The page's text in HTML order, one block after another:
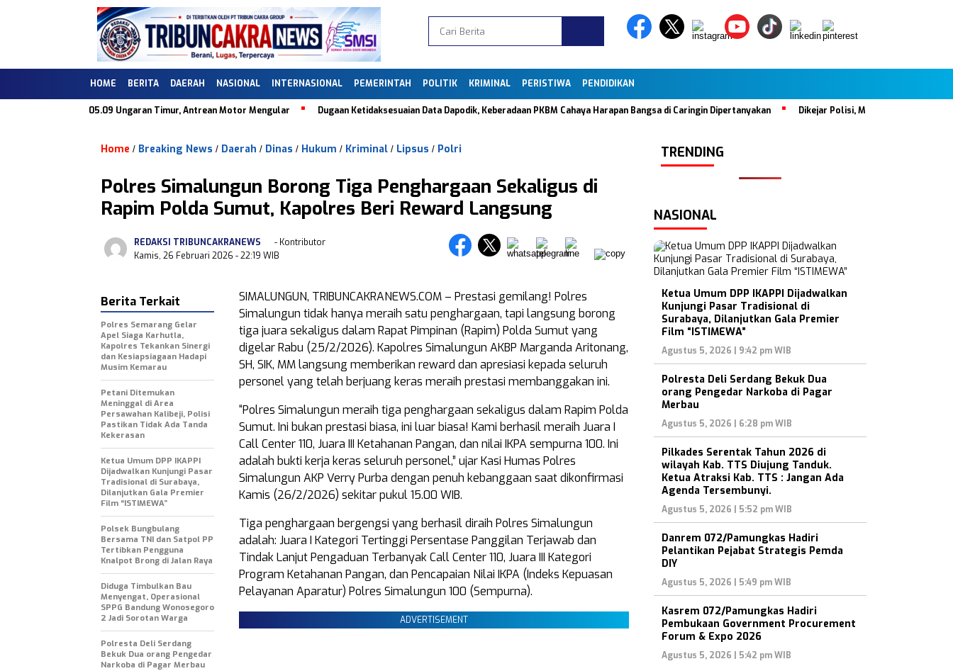
HOME BERITA DAERAH NASIONAL INTERNASIONAL PEMERINTAH POLITIK KRIMINAL PERISTIWA PENDIDIKAN
SPBU 44.505.09 Ungaran Timur, Antrean Motor Mengular Dugaan Ketidaksesuaian Data Dapodik, Keberadaan PKBM Cahaya Harapan Bangsa di Caringin Dipertanyakan Dikejar Polisi, Mobil Tabrak Satu Keluarga
Home / Breaking News / Daerah / Dinas / Hukum / Kriminal / Lipsus / Polri
Polres Simalungun Borong Tiga Penghargaan Sekaligus di
Rapim Polda Sumut, Kapolres Beri Reward Langsung
REDAKSI TRIBUNCAKRANEWS
- Kontributor
Kamis, 26 Februari 2026 - 22:19 WIB
SIMALUNGUN, TRIBUNCAKRANEWS.COM – Prestasi gemilang! Polres
Simalungun tidak hanya meraih satu penghargaan, tapi langsung borong
tiga juara sekaligus dalam Rapat Pimpinan (Rapim) Polda Sumut yang
digelar Rabu (25/2/2026). Kapolres Simalungun AKBP Marganda Aritonang,
SH, SIK, MM langsung memberikan reward dan apresiasi kepada seluruh
personel yang telah berjuang keras meraih prestasi membanggakan ini.
“Polres Simalungun meraih tiga penghargaan sekaligus dalam Rapim Polda
Sumut. Ini bukan prestasi biasa, ini luar biasa! Kami berhasil meraih Juara I
Call Center 110, Juara III Ketahanan Pangan, dan nilai IKPA sempurna 100. Ini
adalah bukti kerja keras seluruh personel,” ujar Kasi Humas Polres
Simalungun AKP Verry Purba dengan penuh kebanggaan saat dikonfirmasi
Kamis (26/2/2026) sekitar pukul 15.00 WIB.
Tiga penghargaan bergengsi yang berhasil diraih Polres Simalungun
adalah: Juara I Kategori Tertinggi Persentase Panggilan Terjawab dan
Tindak Lanjut Pengaduan Terbanyak Call Center 110, Juara III Kategori
Program Ketahanan Pangan, dan Pencapaian Nilai IKPA (Indeks Kepuasan
Pelayanan Aparatur) Polres Simalungun 100 (Sempurna).
ADVERTISEMENT
Berita Terkait
Polres Semarang Gelar
Apel Siaga Karhutla,
Kapolres Tekankan Sinergi
dan Kesiapsiagaan Hadapi
Musim Kemarau
Petani Ditemukan
Meninggal di Area
Persawahan Kalibeji, Polisi
Pastikan Tidak Ada Tanda
Kekerasan
Ketua Umum DPP IKAPPI
Dijadwalkan Kunjungi Pasar
Tradisional di Surabaya,
Dilanjutkan Gala Premier
Film “ISTIMEWA”
Polsek Bungbulang
Bersama TNI dan Satpol PP
Tertibkan Pengguna
Knalpot Brong di Jalan Raya
Diduga Timbulkan Bau
Menyengat, Operasional
SPPG Bandung Wonosegoro
2 Jadi Sorotan Warga
Polresta Deli Serdang
Bekuk Dua orang Pengedar
Narkoba di Pagar Merbau
TRENDING
NASIONAL
Ketua Umum DPP IKAPPI Dijadwalkan
Kunjungi Pasar Tradisional di
Surabaya, Dilanjutkan Gala Premier
Film “ISTIMEWA”
Agustus 5, 2026 | 9:42 pm WIB
Polresta Deli Serdang Bekuk Dua
orang Pengedar Narkoba di Pagar
Merbau
Agustus 5, 2026 | 6:28 pm WIB
Pilkades Serentak Tahun 2026 di
wilayah Kab. TTS Diujung Tanduk.
Ketua Atraksi Kab. TTS : Jangan Ada
Agenda Tersembunyi.
Agustus 5, 2026 | 5:52 pm WIB
Danrem 072/Pamungkas Hadiri
Pelantikan Pejabat Strategis Pemda
DIY
Agustus 5, 2026 | 5:49 pm WIB
Kasrem 072/Pamungkas Hadiri
Pembukaan Government Procurement
Forum & Expo 2026
Agustus 5, 2026 | 5:42 pm WIB